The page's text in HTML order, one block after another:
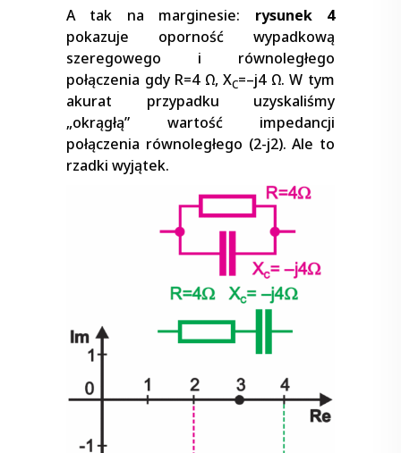
A tak na marginesie: rysunek 4
pokazuje oporność wypadkową
szeregowego i równoległego
połączenia gdy R=4 Ω, XC=–j4 Ω. W tym
akurat przypadku uzyskaliśmy
„okrągłą” wartość impedancji
połączenia równoległego (2-j2). Ale to
rzadki wyjątek.